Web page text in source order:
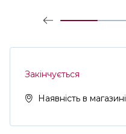
Закінчується
Наявність в магазині